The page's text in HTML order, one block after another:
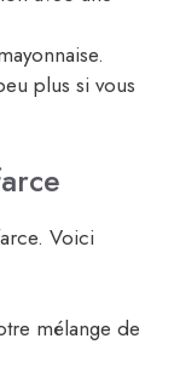
plus si vous
Voici
mélange de